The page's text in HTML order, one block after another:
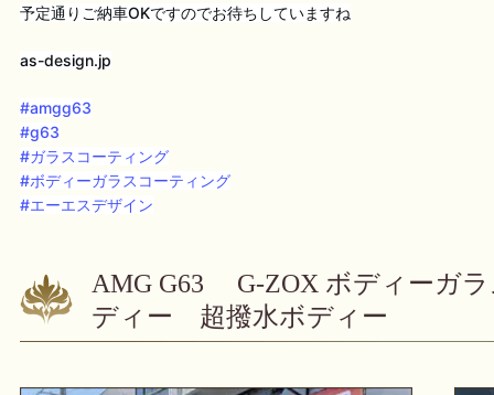
予定通りご納車OKですのでお待ちしていますね
as-design.jp
#amgg63
#g63
#ガラスコーティング
#ボディーガラスコーティング
#エーエスデザイン
AMG G63 G-ZOX ボディーガ
ディー 超撥水ボディー